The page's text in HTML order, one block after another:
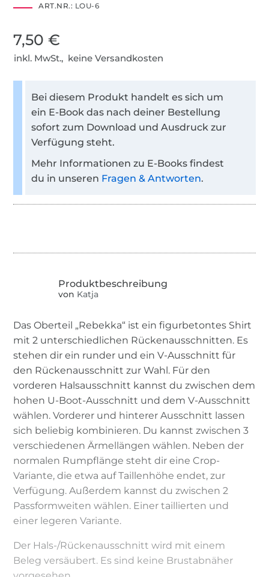
ART.NR.: LOU-6
7,50 €
inkl. MwSt., keine Versandkosten
Bei diesem Produkt handelt es sich um
ein E-Book das nach deiner Bestellung
sofort zum Download und Ausdruck zur
Verfügung steht.
Mehr Informationen zu E-Books findest
du in unseren Fragen & Antworten.
von Katja
Das Oberteil „Rebekka“ ist ein figurbetontes Shirt
mit 2 unterschiedlichen Rückenausschnitten. Es
stehen dir ein runder und ein V-Ausschnitt für
den Rückenausschnitt zur Wahl. Für den
vorderen Halsausschnitt kannst du zwischen dem
hohen U-Boot-Ausschnitt und dem V-Ausschnitt
wählen. Vorderer und hinterer Ausschnitt lassen
sich beliebig kombinieren. Du kannst zwischen 3
verschiedenen Ärmellängen wählen. Neben der
normalen Rumpflänge steht dir eine Crop-
Variante, die etwa auf Taillenhöhe endet, zur
Verfügung. Außerdem kannst du zwischen 2
Passformweiten wählen. Einer taillierten und
einer legeren Variante.
Der Hals-/Rückenausschnitt wird mit einem
Beleg versäubert. Es sind keine Brustabnäher